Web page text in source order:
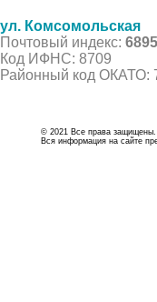
ул. Комсомольская
Почтовый индекс:
Код ИФНС: 8709
Районный код ОКАТО:
© 2021 Все права
Вся информация на сайте